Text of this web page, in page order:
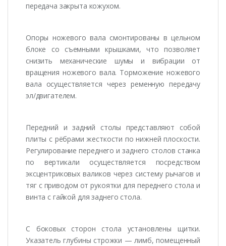
передача закрыта кожухом.
Опоры ножевого вала смонтированы в цельном
блоке со съемными крышками, что позволяет
снизить механические шумы и вибрации от
вращения ножевого вала. Торможение ножевого
вала осуществляется через ременную передачу
эл/двигателем.
Передний и задний столы представляют собой
плиты с рёбрами жесткости по нижней плоскости.
Регулирование переднего и заднего столов станка
по вертикали осуществляется посредством
эксцентриковых валиков через систему рычагов и
тяг с приводом от рукоятки для переднего стола и
винта с гайкой для заднего стола.
С боковых сторон стола установлены щитки.
Указатель глубины строжки — лимб, помещенный